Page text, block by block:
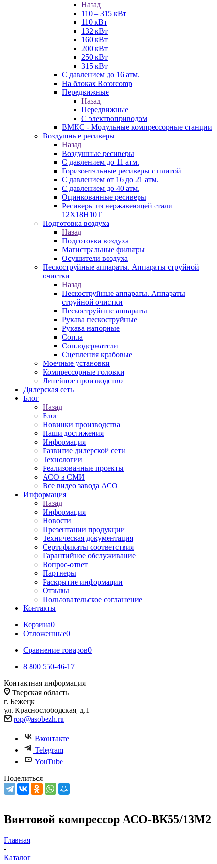
Назад
110 – 315 кВт
110 кВт
132 кВт
160 кВт
200 кВт
250 кВт
315 кВт
С давлением до 16 атм.
На блоках Rotorcomp
Передвижные
Назад
Передвижные
С электроприводом
ВМКС - Модульные компрессорные станции
Воздушные ресиверы
Назад
Воздушные ресиверы
С давлением до 11 атм.
Горизонтальные ресиверы с плитой
С давлением от 16 до 21 атм.
С давлением до 40 атм.
Оцинкованные ресиверы
Ресиверы из нержавеющей стали
12Х18Н10Т
Подготовка воздуха
Назад
Подготовка воздуха
Магистральные фильтры
Осушители воздуха
Пескоструйные аппараты. Аппараты струйной
очистки
Назад
Пескоструйные аппараты. Аппараты
струйной очистки
Пескоструйные аппараты
Рукава пескоструйные
Рукава напорные
Сопла
Соплодержатели
Сцепления крабовые
Моечные установки
Компрессорные головки
Литейное производство
Дилерская сеть
Блог
Назад
Блог
Новинки производства
Наши достижения
Информация
Развитие дилерской сети
Технологии
Реализованные проекты
АСО в СМИ
Все видео завода АСО
Информация
Назад
Информация
Новости
Презентации продукции
Техническая документация
Сертификаты соответствия
Гарантийное обслуживание
Вопрос-ответ
Партнеры
Раскрытие информации
Отзывы
Пользовательское соглашение
Контакты
Корзина0
Отложенные0
Сравнение товаров0
8 800 550-46-17
Контактная информация
Тверская область
г. Бежецк
ул. Краснослободская, д.1
rop@asobezh.ru
Вконтакте
Telegram
YouTube
Поделиться
Винтовой компрессор АСО-ВК55/13М2
Главная
-
Каталог